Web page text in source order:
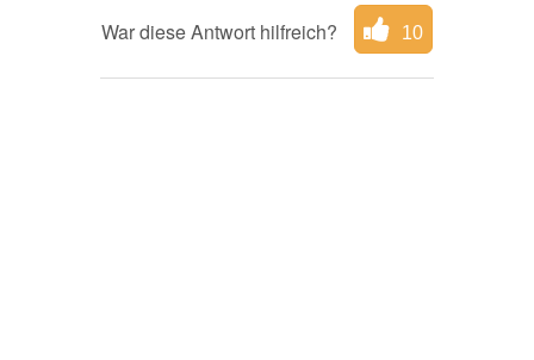
War diese Antwort hilfreich? 10